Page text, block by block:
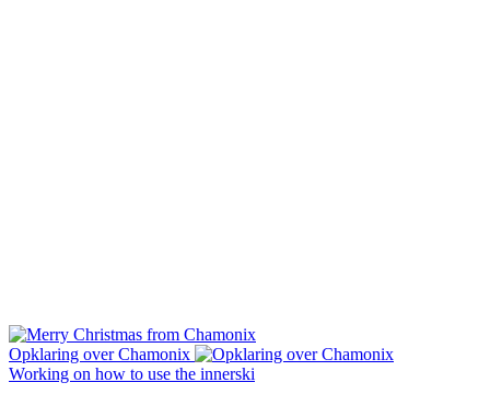
Opklaring over Chamonix
Working on how to use the innerski